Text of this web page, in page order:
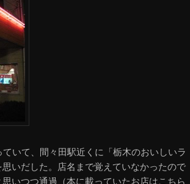
いて、間々田駅近くに「栃木のおいしいラ
いだした。店名まで覚えていなかったので
いつつ通過（本に載っていたお店はこちら